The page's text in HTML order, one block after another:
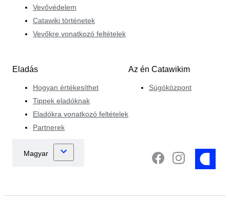
Vevővédelem
Catawiki történetek
Vevőkre vonatkozó feltételek
Eladás
Hogyan értékesíthet
Tippek eladóknak
Eladókra vonatkozó feltételek
Partnerek
Az én Catawikim
Súgóközpont